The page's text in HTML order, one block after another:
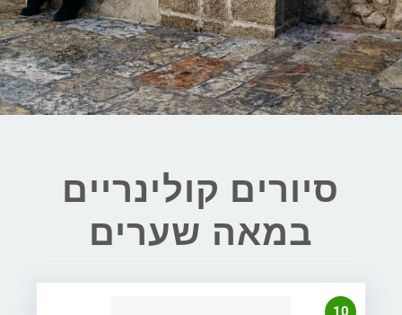
סיורים קולינריים
במאה שערים
10